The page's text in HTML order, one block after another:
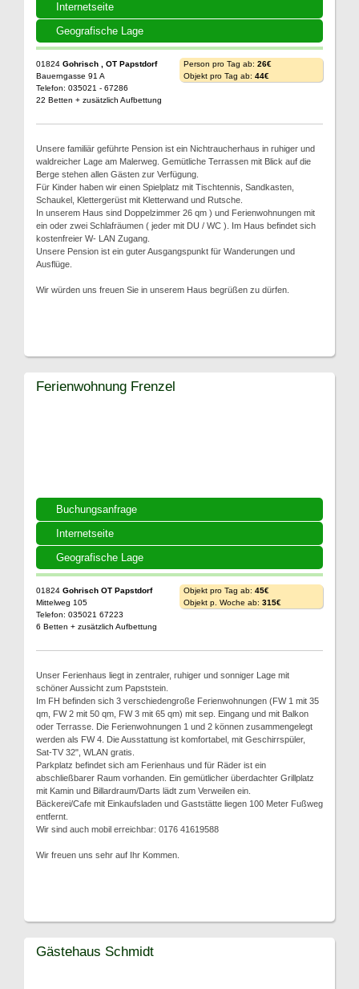
Internetseite
Geografische Lage
01824 Gohrisch , OT Papstdorf
Bauerngasse 91 A
Telefon: 035021 - 67286
22 Betten + zusätzlich Aufbettung
Person pro Tag ab: 26€
Objekt pro Tag ab: 44€
Unsere familiär geführte Pension ist ein Nichtraucherhaus in ruhiger und
waldreicher Lage am Malerweg. Gemütliche Terrassen mit Blick auf die
Berge stehen allen Gästen zur Verfügung.
Für Kinder haben wir einen Spielplatz mit Tischtennis, Sandkasten,
Schaukel, Klettergerüst mit Kletterwand und Rutsche.
In unserem Haus sind Doppelzimmer 26 qm ) und Ferienwohnungen mit
ein oder zwei Schlafräumen ( jeder mit DU / WC ). Im Haus befindet sich
kostenfreier W- LAN Zugang.
Unsere Pension ist ein guter Ausgangspunkt für Wanderungen und
Ausflüge.
Wir würden uns freuen Sie in unserem Haus begrüßen zu dürfen.
Buchungsanfrage
Internetseite
Geografische Lage
Ferienwohnung Frenzel
01824 Gohrisch OT Papstdorf
Mittelweg 105
Telefon: 035021 67223
6 Betten + zusätzlich Aufbettung
Objekt pro Tag ab: 45€
Objekt p. Woche ab: 315€
Unser Ferienhaus liegt in zentraler, ruhiger und sonniger Lage mit
schöner Aussicht zum Papststein.
Im FH befinden sich 3 verschiedengroße Ferienwohnungen (FW 1 mit 35
qm, FW 2 mit 50 qm, FW 3 mit 65 qm) mit sep. Eingang und mit Balkon
oder Terrasse. Die Ferienwohnungen 1 und 2 können zusammengelegt
werden als FW 4. Die Ausstattung ist komfortabel, mit Geschirrspüler,
Sat-TV 32", WLAN gratis.
Parkplatz befindet sich am Ferienhaus und für Räder ist ein
abschließbarer Raum vorhanden. Ein gemütlicher überdachter Grillplatz
mit Kamin und Billardraum/Darts lädt zum Verweilen ein.
Bäckerei/Cafe mit Einkaufsladen und Gaststätte liegen 100 Meter Fußweg
entfernt.
Wir sind auch mobil erreichbar: 0176 41619588
Wir freuen uns sehr auf Ihr Kommen.
Gästehaus Schmidt